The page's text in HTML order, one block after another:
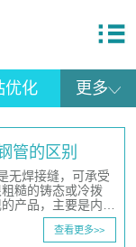
优化 更多
管的区别
无焊接缝，可承受
糙的铸态或冷拨
产品，主要是内…
查看更多>>